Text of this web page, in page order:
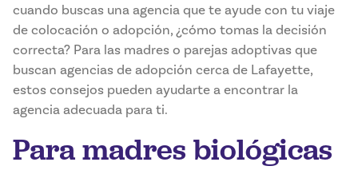
cuando buscas una agencia que te ayude con tu viaje
de colocación o adopción, ¿cómo tomas la decisión
correcta? Para las madres o parejas adoptivas que
buscan agencias de adopción cerca de Lafayette,
estos consejos pueden ayudarte a encontrar la
agencia adecuada para ti.
Para madres biológicas